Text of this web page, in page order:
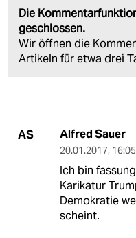
Die
geschlossen.
Wir öffnen die
Artikeln für etwa drei
AS Alfred Sauer
20.01.2017,
Ich bin
Karikatur
Demokratie
scheint.